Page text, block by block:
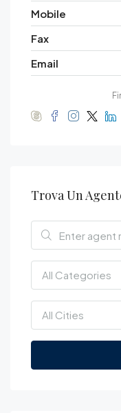
Mobile
Fax
Email
Trova Un
All Categories
All Cities